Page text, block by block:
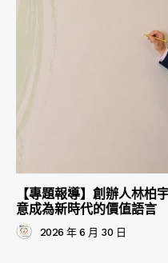
【專題報導】創辦人林柏
意成為新時代的價值語言
2026 年 6 月 30 日